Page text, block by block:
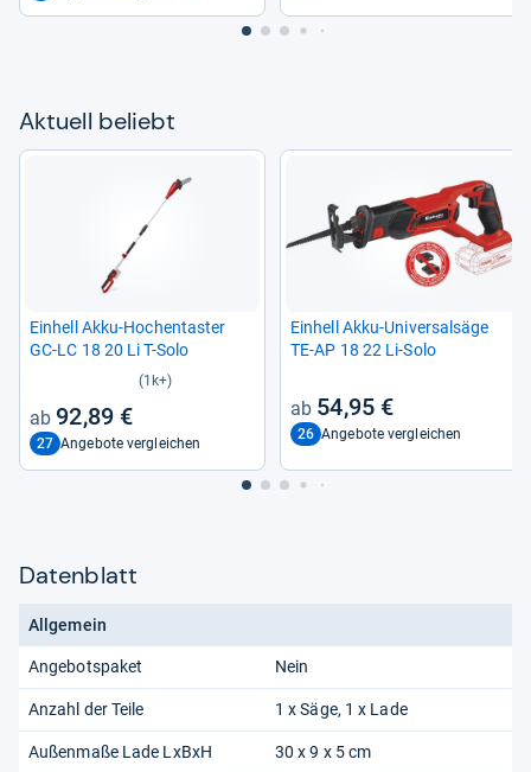
Aktu­ell beliebt
Ein­hell Akku-​Hoch­en­tas­ter
GC-​LC 18 20 Li T-​Solo
(1k+)
92,89 €
27 Angebote vergleichen
Ein­hell Akku-​Uni­ver­sal­säge
TE-​AP 18 22 Li-​Solo
54,95 €
26 Angebote vergleichen
Datenblatt
Allgemein
Angebotspaket Nein
Anzahl der Teile 1 x Säge, 1 x Lade
Außenmaße Lade LxBxH 30 x 9 x 5 cm